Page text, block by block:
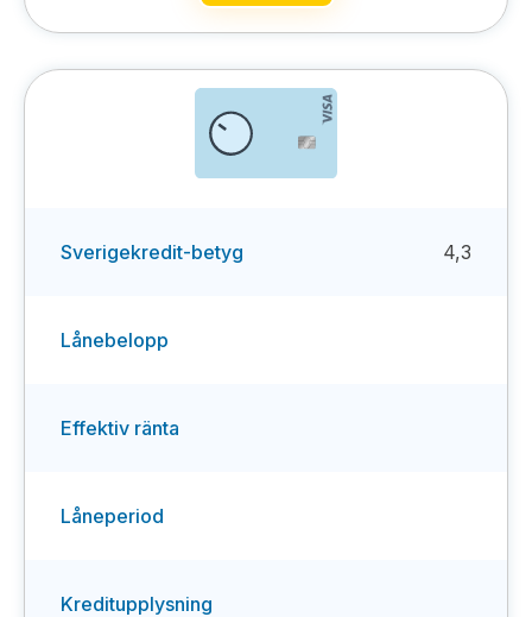
Sverigekredit-betyg 4,3
Lånebelopp
Effektiv ränta
Låneperiod
Kreditupplysning